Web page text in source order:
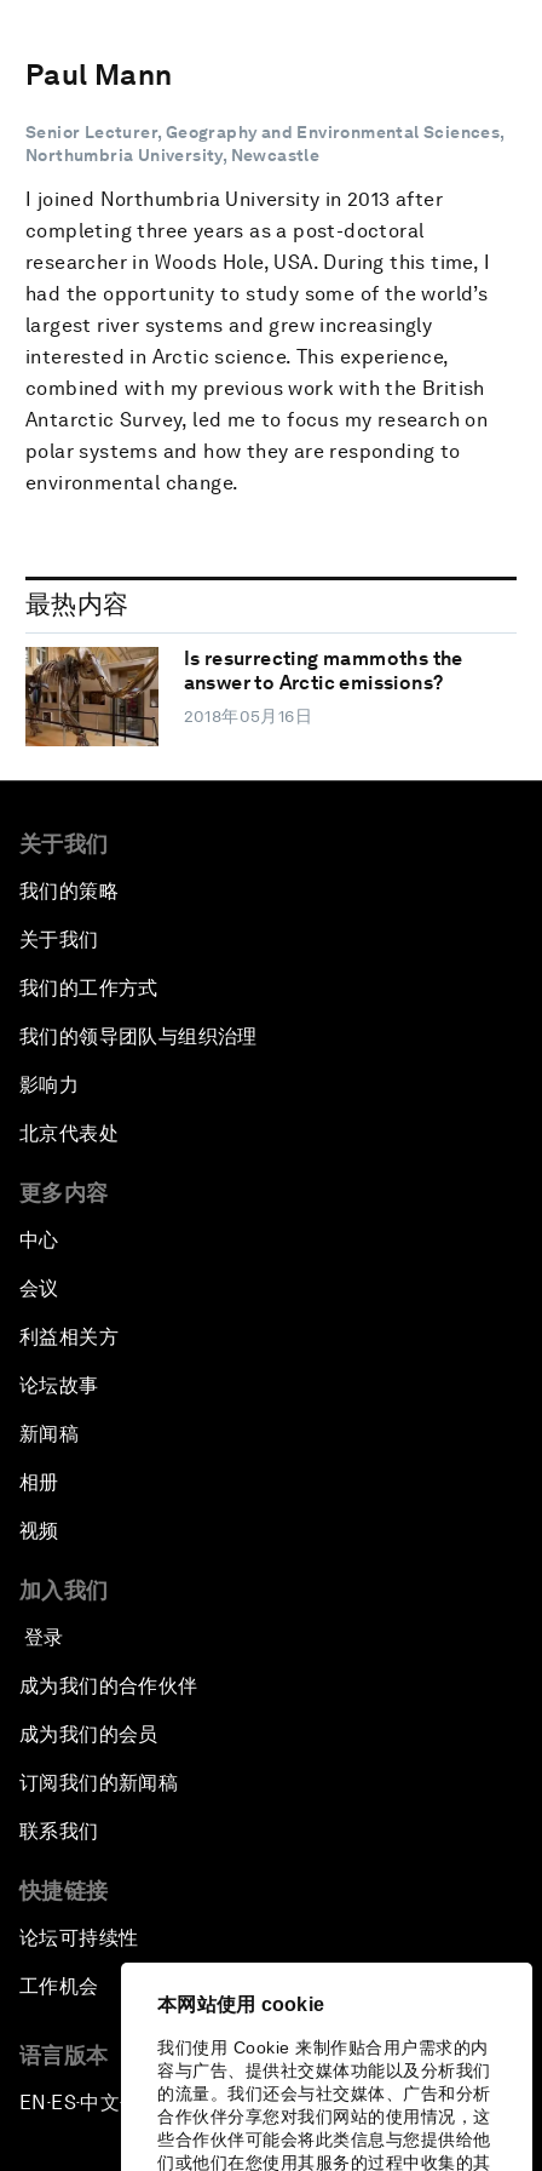
本网站使用 cookie
我们使用 Cookie 来制作贴合用户需求的内
容与广告、提供社交媒体功能以及分析我们
的流量。我们还会与社交媒体、广告和分析
合作伙伴分享您对我们网站的使用情况，这
些合作伙伴可能会将此类信息与您提供给他
们或他们在您使用其服务的过程中收集的其
Paul Mann
Senior Lecturer, Geography and Environmental Sciences,
Northumbria University, Newcastle
I joined Northumbria University in 2013 after
completing three years as a post-doctoral
researcher in Woods Hole, USA. During this time, I
had the opportunity to study some of the world’s
largest river systems and grew increasingly
interested in Arctic science. This experience,
combined with my previous work with the British
Antarctic Survey, led me to focus my research on
polar systems and how they are responding to
environmental change.
最热内容
Is resurrecting mammoths the
answer to Arctic emissions?
2018年05月16日
关于我们
我们的策略
关于我们
我们的工作方式
我们的领导团队与组织治理
影响力
北京代表处
更多内容
中心
会议
利益相关方
论坛故事
新闻稿
相册
视频
加入我们
登录
成为我们的合作伙伴
成为我们的会员
订阅我们的新闻稿
联系我们
快捷链接
论坛可持续性
工作机会
语言版本
EN ▪ES▪中文▪ 日本語